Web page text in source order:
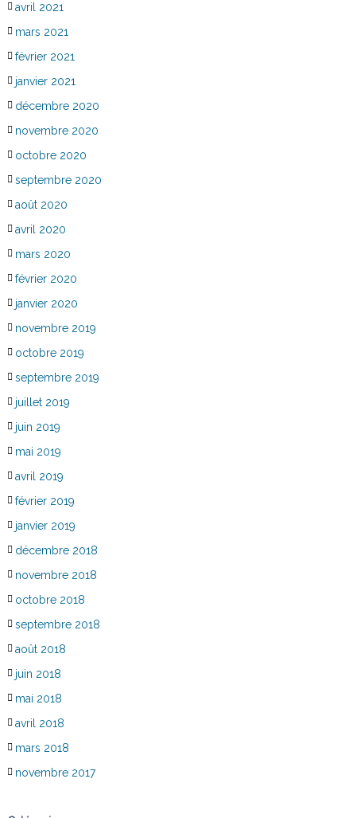
avril 2021
mars 2021
février 2021
janvier 2021
décembre 2020
novembre 2020
octobre 2020
septembre 2020
août 2020
avril 2020
mars 2020
février 2020
janvier 2020
novembre 2019
octobre 2019
septembre 2019
juillet 2019
juin 2019
mai 2019
avril 2019
février 2019
janvier 2019
décembre 2018
novembre 2018
octobre 2018
septembre 2018
août 2018
juin 2018
mai 2018
avril 2018
mars 2018
novembre 2017